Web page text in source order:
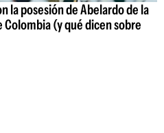
la posesión de Abelardo de la
(y qué dicen sobre